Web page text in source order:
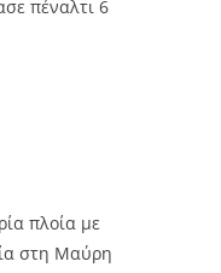
πέναλτι 6
πλοία με
στη Μαύρη